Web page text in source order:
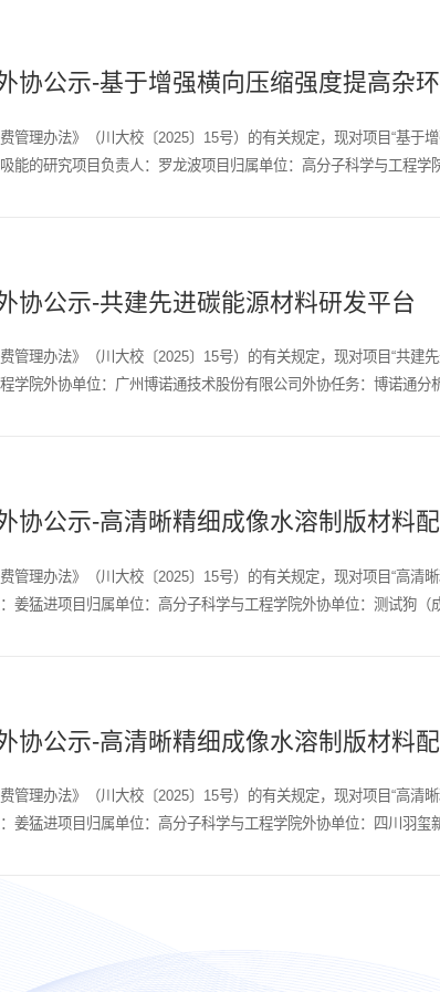
协公示-基于增强横向压缩强度提高杂
管理办法》（川大校〔2025〕15号）的有关规定，现对项目“基
能的研究项目负责人：罗龙波项目归属单位：高分子科学与工程
协公示-共建先进碳能源材料研发平台
管理办法》（川大校〔2025〕15号）的有关规定，现对项目“共
学院外协单位：广州博诺通技术股份有限公司外协任务：博诺通
协公示-高清晰精细成像水溶制版材料
管理办法》（川大校〔2025〕15号）的有关规定，现对项目“高
姜猛进项目归属单位：高分子科学与工程学院外协单位：测试狗
协公示-高清晰精细成像水溶制版材料
管理办法》（川大校〔2025〕15号）的有关规定，现对项目“高
姜猛进项目归属单位：高分子科学与工程学院外协单位：四川羽